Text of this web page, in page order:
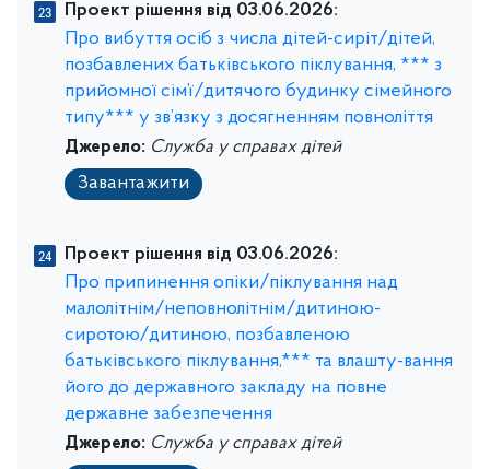
Проект рішення від 03.06.2026:
Про вибуття осіб з числа дітей-сиріт/дітей,
позбавлених батьківського піклування, *** з
прийомної сім’ї/дитячого будинку сімейного
типу*** у зв’язку з досягненням повноліття
Джерело: Служба у справах дітей
Завантажити
Проект рішення від 03.06.2026:
Про припинення опіки/піклування над
малолітнім/неповнолітнім/дитиною-
сиротою/дитиною, позбавленою
батьківського піклування,*** та влашту-вання
його до державного закладу на повне
державне забезпечення
Джерело: Служба у справах дітей